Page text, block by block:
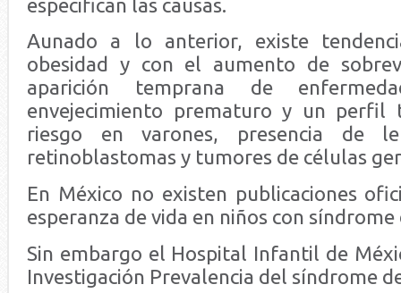
especifican las causas.
Aunado a lo anterior, existe
obesidad y con el aumento de
aparición temprana de
envejecimiento prematuro y un perfil
riesgo en varones, presencia de
retinoblastomas y tumores de células
En México no existen publicaciones
esperanza de vida en niños con síndrome
Sin embargo el Hospital Infantil de
Investigación Prevalencia del síndrome